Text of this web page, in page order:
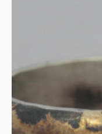
Zilveren